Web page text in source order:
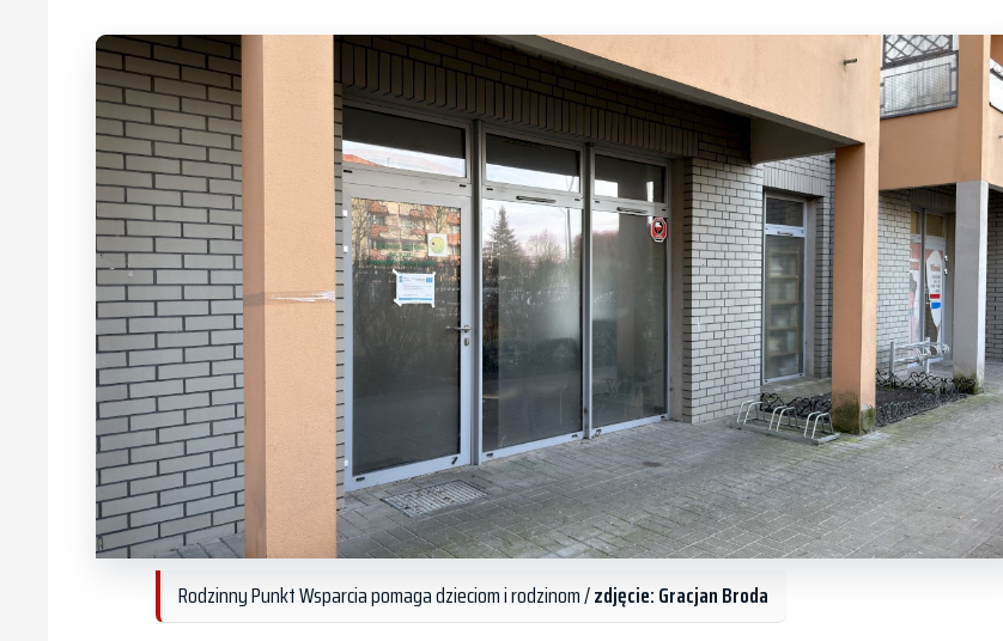
Rodzinny Punkt Wsparcia pomaga dzieciom i rodzinom /zdjęcie: Gracjan Broda